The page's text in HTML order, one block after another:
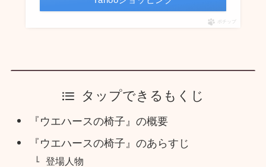
ポチップ
タップできるもくじ
『ウエハースの椅子』の概要
『ウエハースの椅子』のあらすじ
登場人物